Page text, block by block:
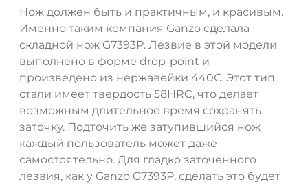
Нож должен быть и практичным, и красивым.
Именно таким компания Ganzo сделала
складной нож G7393Р. Лезвие в этой модели
выполнено в форме drop-point и
произведено из нержавейки 440С. Этот тип
стали имеет твердость 58HRC, что делает
возможным длительное время сохранять
заточку. Подточить же затупившийся нож
каждый пользователь может даже
самостоятельно. Для гладко заточенного
лезвия, как у Ganzo G7393Р, сделать это будет